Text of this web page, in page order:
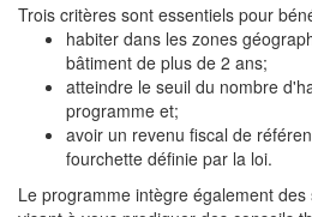
Trois critères sont essentiels pour
habiter dans les zones
bâtiment de plus de 2 ans;
atteindre le seuil du nombre
programme et;
avoir un revenu fiscal de
fourchette définie par la loi.
Le programme intègre également